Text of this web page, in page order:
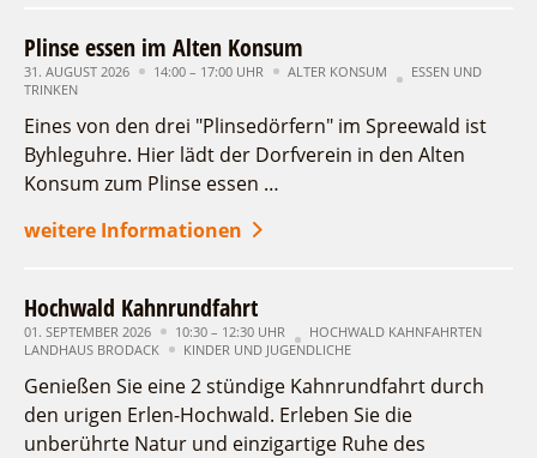
Plinse essen im Alten Konsum
31. AUGUST 2026 14:00 – 17:00 UHR ALTER KONSUM
ESSEN UND
TRINKEN
Eines von den drei "Plinsedörfern" im Spreewald ist
Byhleguhre. Hier lädt der Dorfverein in den Alten
Konsum zum Plinse essen …
weitere Informationen
Hochwald Kahnrundfahrt
01. SEPTEMBER 2026 10:30 – 12:30 UHR
HOCHWALD KAHNFAHRTEN
LANDHAUS BRODACK
KINDER UND JUGENDLICHE
Genießen Sie eine 2 stündige Kahnrundfahrt durch
den urigen Erlen-Hochwald. Erleben Sie die
unberührte Natur und einzigartige Ruhe des